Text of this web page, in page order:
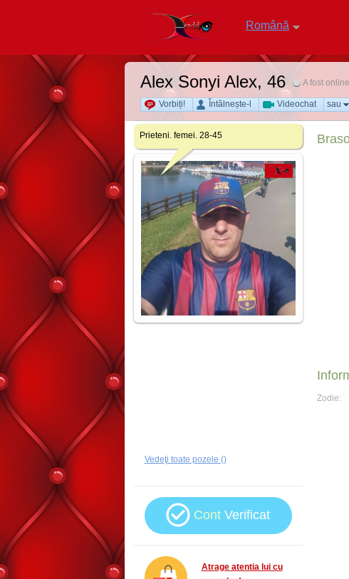
Română
Alex Sonyi Alex, 46 A fost
Vorbiți! Întâlnește-l Videochat sau
Prieteni. femei. 28-45
Vedeţi toate pozele ()
Cont Verificat
Atrage atentia lui cu
Zodie: